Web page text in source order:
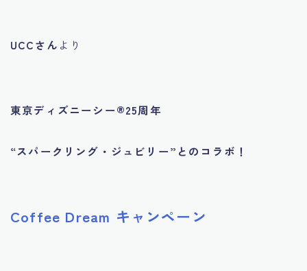
UCCさん より
東京ディズニーシー®︎25周年
“スパークリング・ジュビリー”とのコラボ！
Coffee Dream キャンペーン